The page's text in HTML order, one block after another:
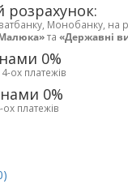
розрахунок:
Монобанку, на
та «Державні
0%
ох платежів
0%
платежів